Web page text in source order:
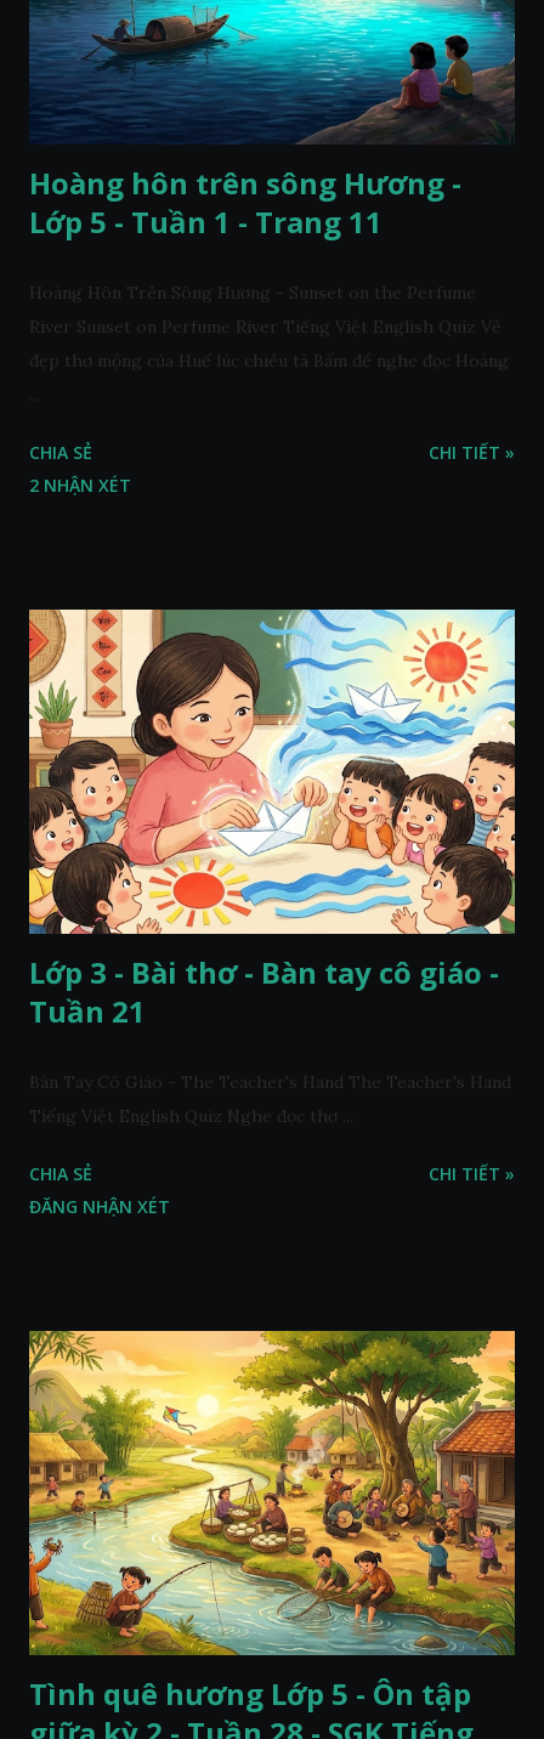
Hoàng hôn trên sông Hương -
Lớp 5 - Tuần 1 - Trang 11
Hoàng Hôn Trên Sông Hương - Sunset on the Perfume
River Sunset on Perfume River Tiếng Việt English Quiz Vẻ
đẹp thơ mộng của Huế lúc chiều tà Bấm để nghe đọc Hoàng
...
CHIA SẺ
2 NHẬN XÉT
CHI TIẾT »
Lớp 3 - Bài thơ - Bàn tay cô giáo -
Tuần 21
Bàn Tay Cô Giáo - The Teacher's Hand The Teacher's Hand
Tiếng Việt English Quiz Nghe đọc thơ ...
CHIA SẺ
ĐĂNG NHẬN XÉT
CHI TIẾT »
Tình quê hương Lớp 5 - Ôn tập